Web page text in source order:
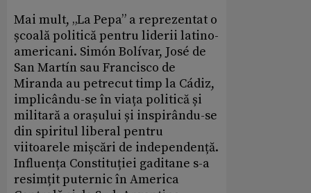
Mai mult, „La Pepa” a reprezentat o
școală politică pentru liderii latino-
americani. Simón Bolívar, José de
San Martín sau Francisco de
Miranda au petrecut timp la Cádiz,
implicându-se în viața politică și
militară a orașului și inspirându-se
din spiritul liberal pentru
viitoarele mișcări de independență.
Influența Constituției gaditane s-a
resimțit puternic în America